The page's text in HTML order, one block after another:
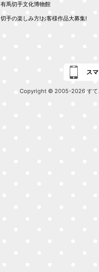
有馬切手文化博物館
切手の楽しみ方!お客様作品大募集!
ス
Copyright © 2005-2026 すて